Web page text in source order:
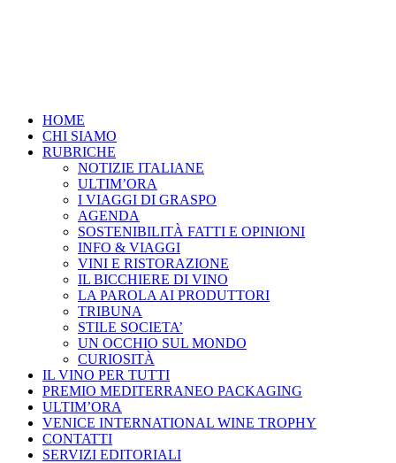
HOME
CHI SIAMO
RUBRICHE
NOTIZIE ITALIANE
ULTIM’ORA
I VIAGGI DI GRASPO
AGENDA
SOSTENIBILITÀ FATTI E OPINIONI
INFO & VIAGGI
VINI E RISTORAZIONE
IL BICCHIERE DI VINO
LA PAROLA AI PRODUTTORI
TRIBUNA
STILE SOCIETA’
UN OCCHIO SUL MONDO
CURIOSITÀ
IL VINO PER TUTTI
PREMIO MEDITERRANEO PACKAGING
ULTIM’ORA
VENICE INTERNATIONAL WINE TROPHY
CONTATTI
SERVIZI EDITORIALI